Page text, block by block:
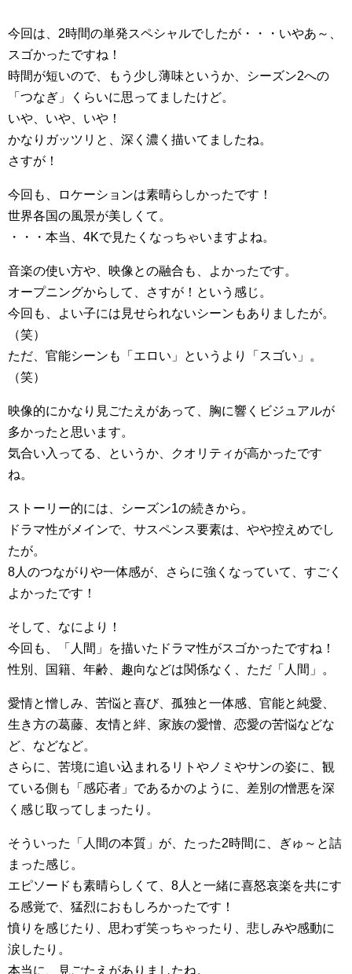
今回は、2時間の単発スペシャルでしたが・・・いやあ～、
スゴかったですね！
時間が短いので、もう少し薄味というか、シーズン2への
「つなぎ」くらいに思ってましたけど。
いや、いや、いや！
かなりガッツリと、深く濃く描いてましたね。
さすが！
今回も、ロケーションは素晴らしかったです！
世界各国の風景が美しくて。
・・・本当、4Kで見たくなっちゃいますよね。
音楽の使い方や、映像との融合も、よかったです。
オープニングからして、さすが！という感じ。
今回も、よい子には見せられないシーンもありましたが。
（笑）
ただ、官能シーンも「エロい」というより「スゴい」。
（笑）
映像的にかなり見ごたえがあって、胸に響くビジュアルが
多かったと思います。
気合い入ってる、というか、クオリティが高かったです
ね。
ストーリー的には、シーズン1の続きから。
ドラマ性がメインで、サスペンス要素は、やや控えめでし
たが。
8人のつながりや一体感が、さらに強くなっていて、すごく
よかったです！
そして、なにより！
今回も、「人間」を描いたドラマ性がスゴかったですね！
性別、国籍、年齢、趣向などは関係なく、ただ「人間」。
愛情と憎しみ、苦悩と喜び、孤独と一体感、官能と純愛、
生き方の葛藤、友情と絆、家族の愛憎、恋愛の苦悩などな
ど、などなど。
さらに、苦境に追い込まれるリトやノミやサンの姿に、観
ている側も「感応者」であるかのように、差別の憎悪を深
く感じ取ってしまったり。
そういった「人間の本質」が、たった2時間に、ぎゅ～と詰
まった感じ。
エピソードも素晴らしくて、8人と一緒に喜怒哀楽を共にす
る感覚で、猛烈におもしろかったです！
憤りを感じたり、思わず笑っちゃったり、悲しみや感動に
涙したり。
本当に、見ごたえがありましたね。